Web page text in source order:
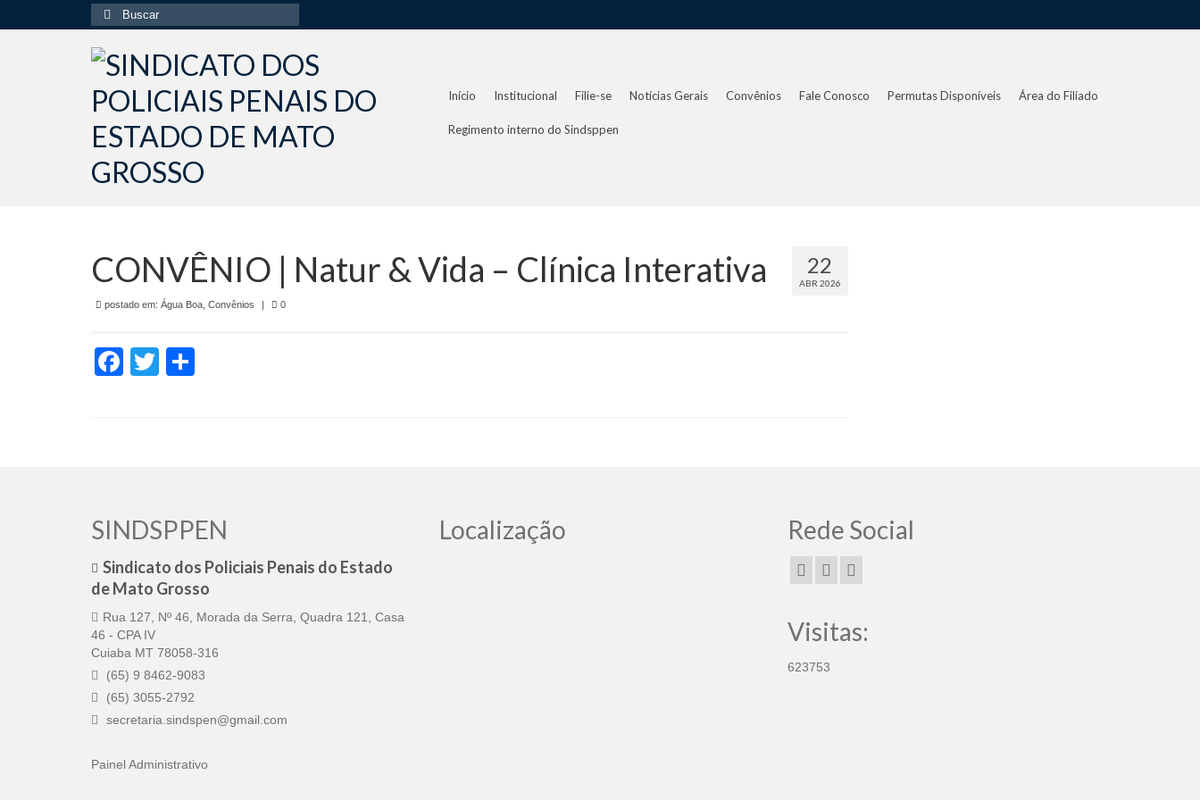
Buscar
por:
Início Institucional Filie-se Notícias Gerais Convênios Fale Conosco Permutas Disponíveis Área do Filiado
Regimento interno do Sindsppen
22
ABR 2026
CONVÊNIO | Natur & Vida – Clínica Interativa
postado em: Água Boa Convênios | 0
Facebook
Twitter
SINDSPPEN
Sindicato dos Policiais Penais do Estado
de Mato Grosso
Rua 127, Nº 46, Morada da Serra, Quadra 121, Casa
46 - CPA IV
Cuiaba MT 78058-316
(65) 9 8462-9083
(65) 3055-2792
secretaria.sindspen@gmail.com
Painel Administrativo
Localização Rede Social
Visitas:
623753